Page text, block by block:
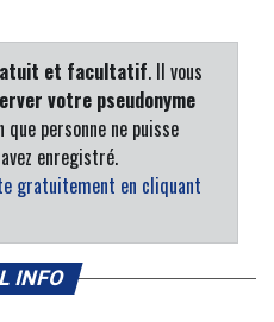
et facultatif. Il vous
votre pseudonyme
personne ne puisse
enregistré.
gratuitement en cliquant
INFO